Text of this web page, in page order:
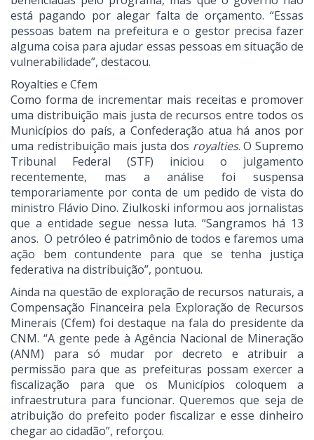
está pagando por alegar falta de orçamento. “Essas
pessoas batem na prefeitura e o gestor precisa fazer
alguma coisa para ajudar essas pessoas em situação de
vulnerabilidade”, destacou.
Royalties e Cfem
Como forma de incrementar mais receitas e promover
uma distribuição mais justa de recursos entre todos os
Municípios do país, a Confederação atua há anos por
uma redistribuição mais justa dos royalties. O Supremo
Tribunal Federal (STF) iniciou o julgamento
recentemente, mas a análise foi suspensa
temporariamente por conta de um pedido de vista do
ministro Flávio Dino. Ziulkoski informou aos jornalistas
que a entidade segue nessa luta. “Sangramos há 13
anos. O petróleo é patrimônio de todos e faremos uma
ação bem contundente para que se tenha justiça
federativa na distribuição”, pontuou.
Ainda na questão de exploração de recursos naturais, a
Compensação Financeira pela Exploração de Recursos
Minerais (Cfem) foi destaque na fala do presidente da
CNM. “A gente pede à Agência Nacional de Mineração
(ANM) para só mudar por decreto e atribuir a
permissão para que as prefeituras possam exercer a
fiscalização para que os Municípios coloquem a
infraestrutura para funcionar. Queremos que seja de
atribuição do prefeito poder fiscalizar e esse dinheiro
chegar ao cidadão”, reforçou.